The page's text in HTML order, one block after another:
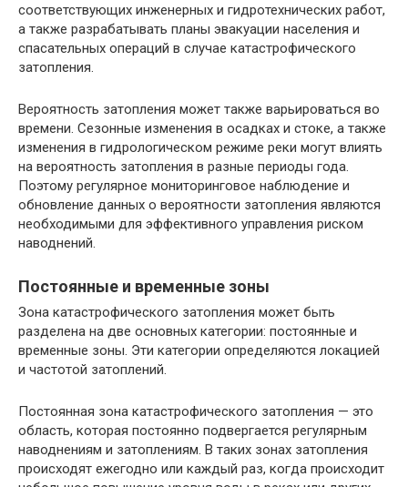
соответствующих инженерных и гидротехнических работ,
а также разрабатывать планы эвакуации населения и
спасательных операций в случае катастрофического
затопления.
Вероятность затопления может также варьироваться во
времени. Сезонные изменения в осадках и стоке, а также
изменения в гидрологическом режиме реки могут влиять
на вероятность затопления в разные периоды года.
Поэтому регулярное мониторинговое наблюдение и
обновление данных о вероятности затопления являются
необходимыми для эффективного управления риском
наводнений.
Постоянные и временные зоны
Зона катастрофического затопления может быть
разделена на две основных категории: постоянные и
временные зоны. Эти категории определяются локацией
и частотой затоплений.
Постоянная зона катастрофического затопления — это
область, которая постоянно подвергается регулярным
наводнениям и затоплениям. В таких зонах затопления
происходят ежегодно или каждый раз, когда происходит